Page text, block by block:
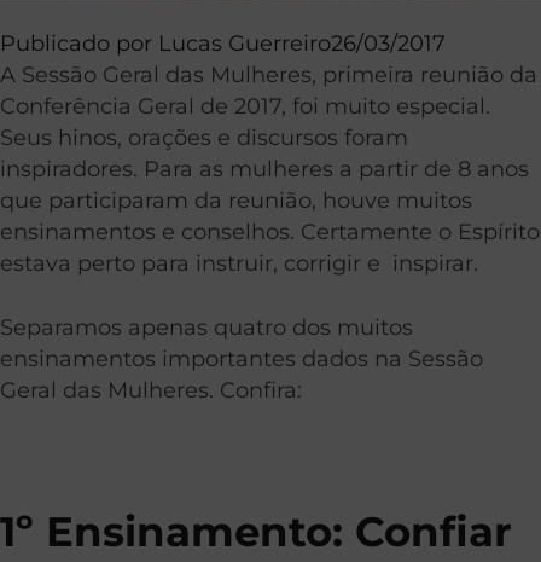
Publicado por Lucas Guerreiro26/03/2017
A Sessão Geral das Mulheres, primeira reunião da
Conferência Geral de 2017, foi muito especial.
Seus hinos, orações e discursos foram
inspiradores. Para as mulheres a partir de 8 anos
que participaram da reunião, houve muitos
ensinamentos e conselhos. Certamente o Espírito
estava perto para instruir, corrigir e inspirar.
Separamos apenas quatro dos muitos
ensinamentos importantes dados na Sessão
Geral das Mulheres. Confira:
1º Ensinamento: Confiar